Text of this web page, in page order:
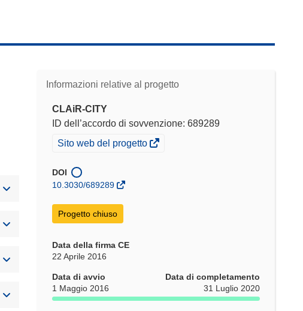
Informazioni relative al progetto
CLAiR-CITY
ID dell’accordo di sovvenzione: 689289
(si
una
nuova
Sito web del progetto
DOI
10.3030/689289
Progetto chiuso
Data della firma CE
22 Aprile 2016
Data di avvio
1 Maggio 2016
Data di completamento
31 Luglio 2020